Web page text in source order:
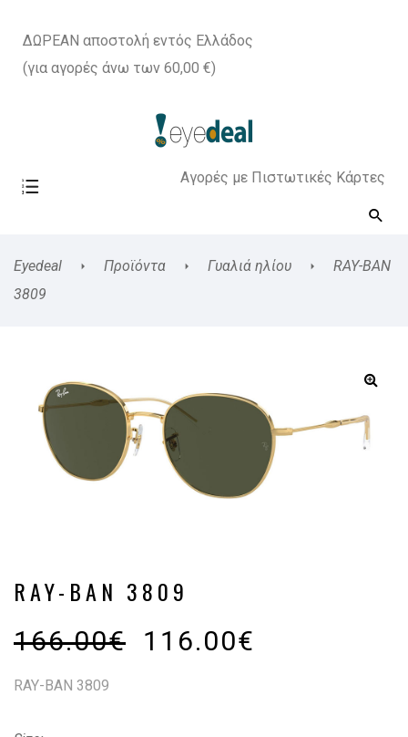
ΔΩΡΕΑΝ αποστολή εντός Ελλάδος
(για αγορές άνω των 60,00 €)
Αγορές με Πιστωτικές Κάρτες
Eyedeal Προϊόντα Γυαλιά ηλίου
RAY-BAN
3809
RAY-BAN 3809
166.00€ 116.00€
RAY-BAN 3809